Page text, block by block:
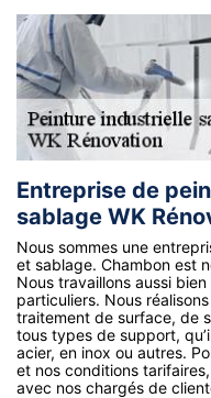
Entreprise de
sablage WK
Nous sommes une
et sablage. Chambon est
Nous travaillons aussi
particuliers. Nous
traitement de surface, de
tous types de support,
acier, en inox ou autres.
et nos conditions
avec nos chargés de